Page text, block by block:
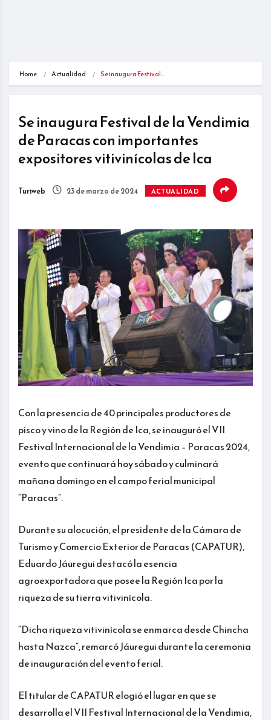
Home Actualidad Se inaugura Festival…
Se inaugura Festival de la Vendimia
de Paracas con importantes
expositores vitivinícolas de Ica
Turiweb 23 de marzo de 2024 ACTUALIDAD
Con la presencia de 40 principales productores de
pisco y vino de la Región de Ica, se inauguró el VII
Festival Internacional de la Vendimia – Paracas 2024,
evento que continuará hoy sábado y culminará
mañana domingo en el campo ferial municipal
“Paracas”.
Durante su alocución, el presidente de la Cámara de
Turismo y Comercio Exterior de Paracas (CAPATUR),
Eduardo Jáuregui destacó la esencia
agroexportadora que posee la Región Ica por la
riqueza de su tierra vitivinícola.
“Dicha riqueza vitivinícola se enmarca desde Chincha
hasta Nazca”, remarcó Jáuregui durante la ceremonia
de inauguración del evento ferial.
El titular de CAPATUR elogió el lugar en que se
desarrolla el VII Festival Internacional de la Vendimia,